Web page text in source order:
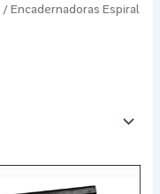
/ Encadernadoras Espiral